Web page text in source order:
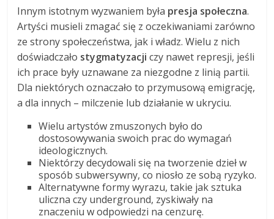
Innym istotnym wyzwaniem była presja społeczna.
Artyści musieli zmagać się z oczekiwaniami zarówno
ze strony społeczeństwa, jak i władz. Wielu z nich
doświadczało stygmatyzacji czy nawet represji, jeśli
ich prace były uznawane za niezgodne z linią partii.
Dla niektórych oznaczało to przymusową emigrację,
a dla innych – milczenie lub działanie w ukryciu.
Wielu artystów zmuszonych było do
dostosowywania swoich prac do wymagań
ideologicznych.
Niektórzy decydowali się na tworzenie dzieł w
sposób subwersywny, co niosło ze sobą ryzyko.
Alternatywne formy wyrazu, takie jak sztuka
uliczna czy underground, zyskiwały na
znaczeniu w odpowiedzi na cenzurę.